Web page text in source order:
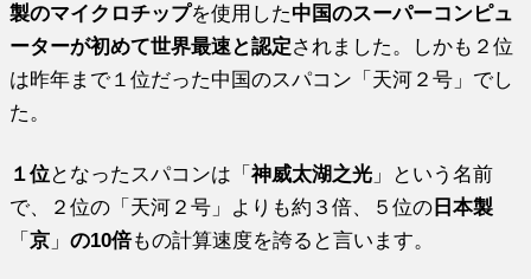
製のマイクロチップを使用した中国のスーパーコンピュ
ーターが初めて世界最速と認定されました。
しかも２位
は昨年まで１位だった中国のスパコン「天河２号」 でし
た。
１位となったスパコンは「神威太湖之光 」という名前
で、２位の「 天河２号」よりも約３倍、５位の 日本製
「京 」の10倍もの計算速度を誇ると言います。